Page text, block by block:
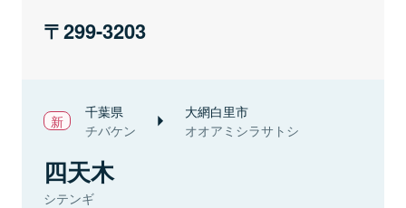
299-3203
千葉県
チバケン
大網白里市
オオアミシラサトシ
四天木
シテンギ